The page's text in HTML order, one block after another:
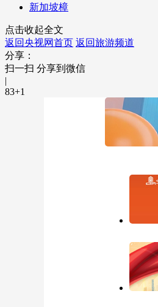
新加坡樟
点击收起全文
返回央视网首页 返回旅游频道
分享：
扫一扫 分享到微信
|
83+1